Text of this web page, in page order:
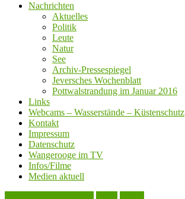
Nachrichten
Aktuelles
Politik
Leute
Natur
See
Archiv-Pressespiegel
Jeversches Wochenblatt
Pottwalstrandung im Januar 2016
Links
Webcams – Wasserstände – Küstenschutz
Kontakt
Impressum
Datenschutz
Wangerooge im TV
Infos/Filme
Medien aktuell